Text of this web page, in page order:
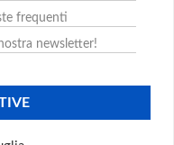
frequenti
newsletter!